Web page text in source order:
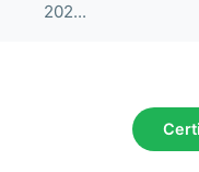
202...